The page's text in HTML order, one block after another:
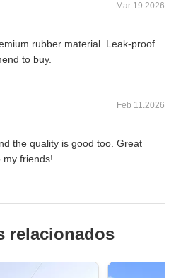
Mar 19.2026
rubber material. Leak-proof
to buy.
Feb 11.2026
the quality is good too. Great
my friends!
relacionados